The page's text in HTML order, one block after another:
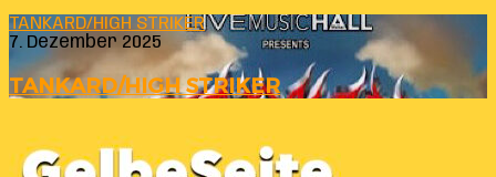
TANKARD/HIGH STRIKER
7. Dezember 2025
TANKARD/HIGH STRIKER